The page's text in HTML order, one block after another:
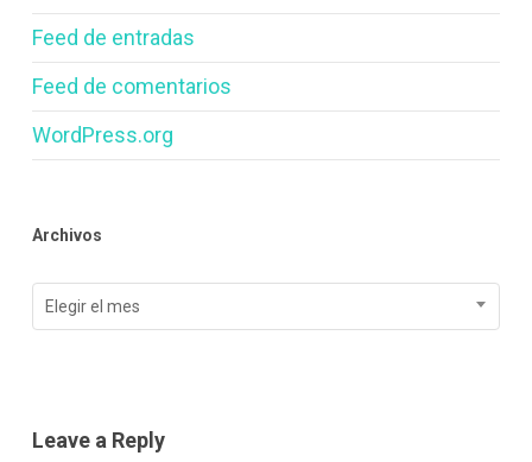
Feed de entradas
Feed de comentarios
WordPress.org
Archivos
Archivos
Elegir el mes
Leave a Reply